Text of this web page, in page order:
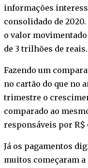
informações
consolidado de
o valor
de 3 trilhões de reais.
Fazendo um
no cartão do que no
trimestre o
comparado ao
responsáveis por R$
Já os pagamentos
muitos começaram